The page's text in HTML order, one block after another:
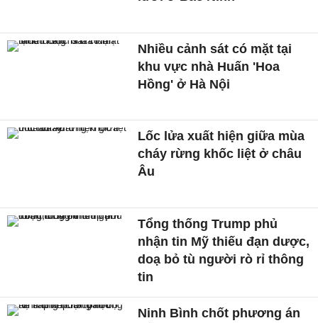
Nhiều cảnh sát có mặt tại
khu vực nhà Huấn 'Hoa
Hồng' ở Hà Nội
Lốc lửa xuất hiện giữa mùa
cháy rừng khốc liệt ở châu
Âu
Tổng thống Trump phủ
nhận tin Mỹ thiếu đạn dược,
doạ bỏ tù người rò rỉ thông
tin
Ninh Bình chốt phương án